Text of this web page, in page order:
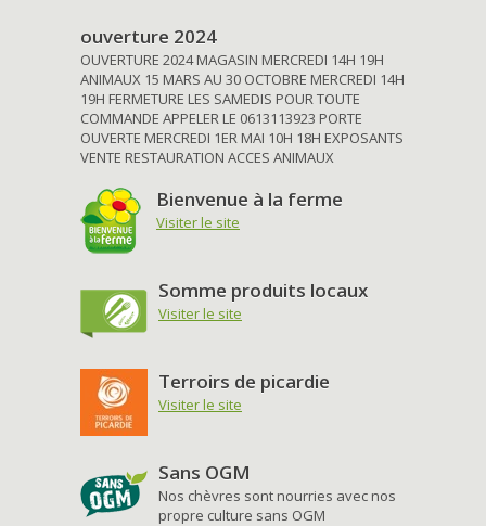
ouverture 2024
OUVERTURE 2024 MAGASIN MERCREDI 14H 19H
ANIMAUX 15 MARS AU 30 OCTOBRE MERCREDI 14H
19H FERMETURE LES SAMEDIS POUR TOUTE
COMMANDE APPELER LE 0613113923 PORTE
OUVERTE MERCREDI 1ER MAI 10H 18H EXPOSANTS
VENTE RESTAURATION ACCES ANIMAUX
Bienvenue à la ferme
Visiter le site
Somme produits locaux
Visiter le site
Terroirs de picardie
Visiter le site
Sans OGM
Nos chèvres sont nourries avec nos
propre culture sans OGM